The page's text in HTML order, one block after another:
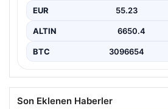
EUR 55.23
ALTIN 6650.4
BTC 3096654
Son Eklenen Haberler